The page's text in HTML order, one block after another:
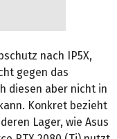
nach IP5X,
gegen das
diesen aber nicht in
Konkret bezieht
Lager, wie Asus